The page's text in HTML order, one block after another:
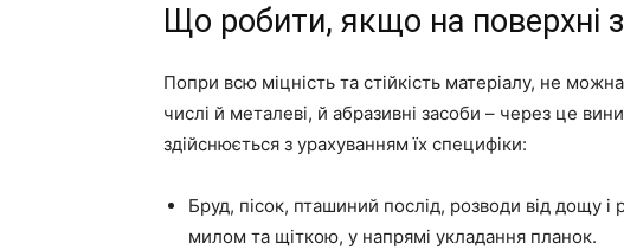
Що робити, якщо на поверхні
Попри всю міцність та стійкість матеріалу, не
числі й металеві, й абразивні засоби – через це
здійснюється з урахуванням їх специфіки:
Бруд, пісок, пташиний послід, розводи від дощу
милом та щіткою, у напрямі укладання планок.